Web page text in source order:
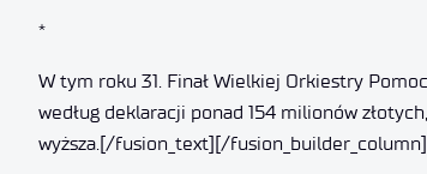
*
W tym roku 31. Finał Wielkiej Orkiestry
według deklaracji ponad 154 milionów
wyższa.[/fusion_text][/